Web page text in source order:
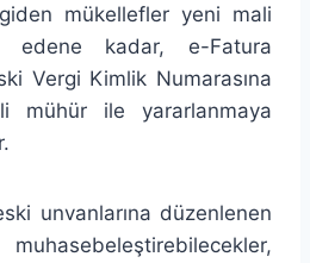
mükellefler yeni mali
edene kadar, e-Fatura
Vergi Kimlik Numarasına
mühür ile yararlanmaya
unvanlarına düzenlenen